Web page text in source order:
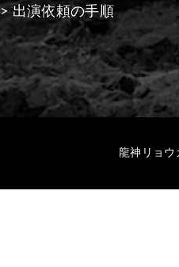
> 出演依頼の手順
龍神リョウ